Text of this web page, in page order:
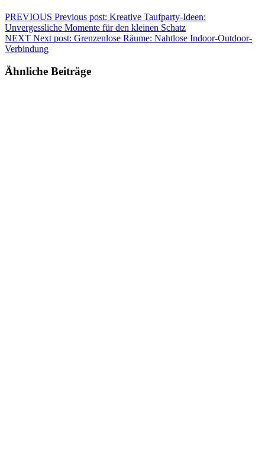
PREVIOUS Previous post: Kreative Taufparty-Ideen:
Unvergessliche Momente für den kleinen Schatz
NEXT Next post: Grenzenlose Räume: Nahtlose Indoor-Outdoor-
Verbindung
Ähnliche Beiträge